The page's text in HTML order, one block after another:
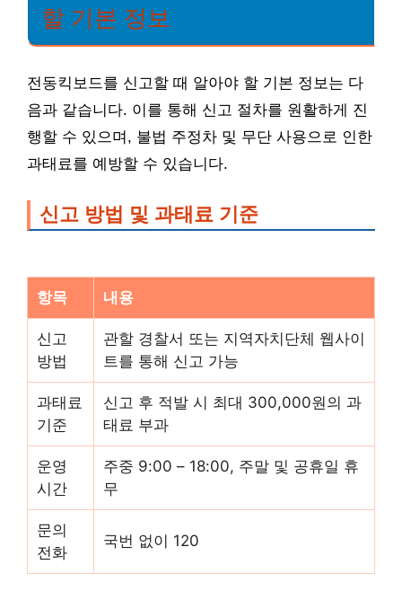
할 기본 정보
전동킥보드를 신고할 때 알아야 할 기본 정보는 다
음과 같습니다. 이를 통해 신고 절차를 원활하게 진
행할 수 있으며, 불법 주정차 및 무단 사용으로 인한
과태료를 예방할 수 있습니다.
신고 방법 및 과태료 기준
항목 내용
신고
방법
관할 경찰서 또는 지역자치단체 웹사이
트를 통해 신고 가능
과태료
기준
신고 후 적발 시 최대 300,000원의 과
태료 부과
운영
시간
주중 9:00 – 18:00, 주말 및 공휴일 휴
무
문의
전화
국번 없이 120